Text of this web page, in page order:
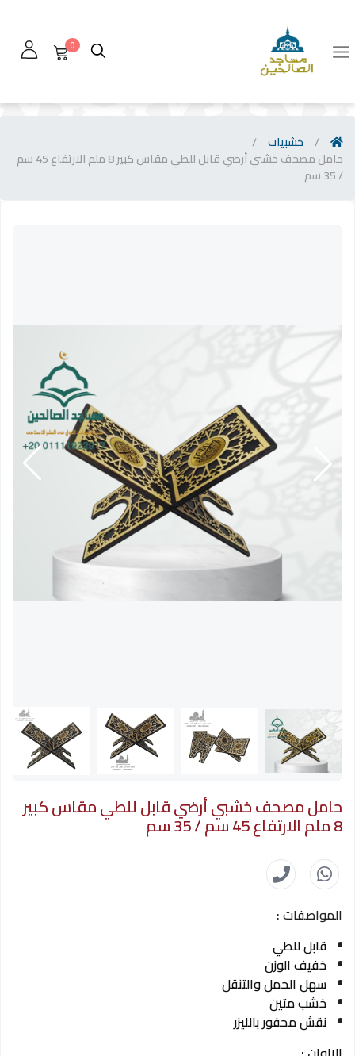
0
/ خشبيات /
حامل مصحف خشبي أرضي قابل للطي مقاس كبير 8 ملم الارتفاع 45 سم
/ 35 سم
حامل مصحف خشبي أرضي قابل للطي مقاس كبير
8 ملم الارتفاع 45 سم / 35 سم
المواصفات :
قابل للطي
خفيف الوزن
سهل الحمل والتنقل
خشب متين
نقش محفور بالليزر